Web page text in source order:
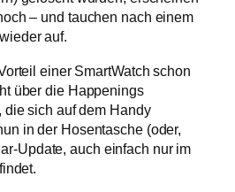
– und tauchen nach einem
auf.
einer SmartWatch schon
über die Happenings
die sich auf dem Handy
in der Hosentasche (oder,
Update, auch einfach nur im